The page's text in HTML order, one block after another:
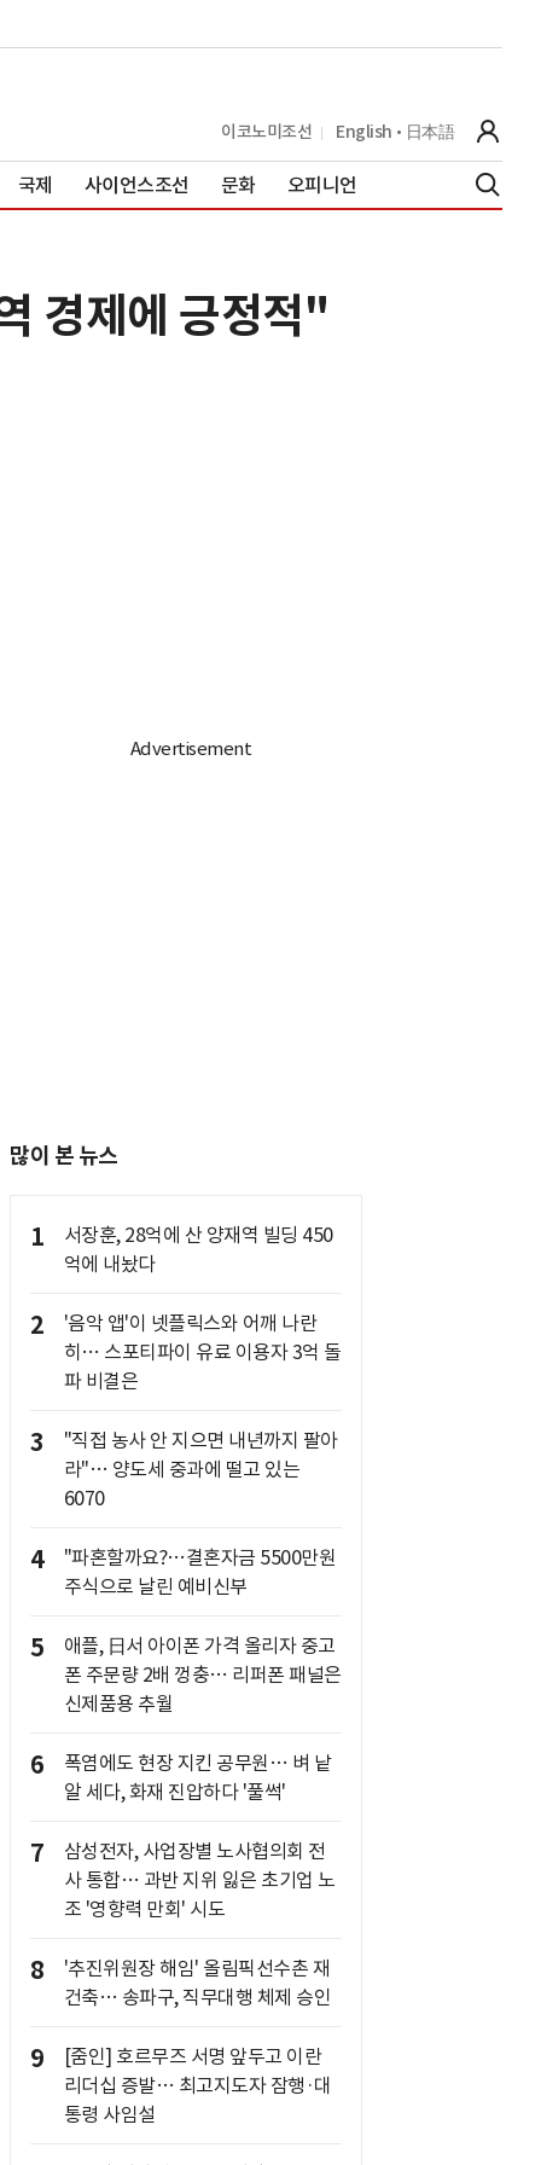
이코노미조선 English 日本語
국제 사이언스조선 문화 오피니언
경제에 긍정적"
많이 본 뉴스
1
서장훈, 28억에 산 양재역 빌딩 450
억에 내놨다
2
'음악 앱'이 넷플릭스와 어깨 나란
히… 스포티파이 유료 이용자 3억 돌
파 비결은
3
"직접 농사 안 지으면 내년까지 팔아
라"… 양도세 중과에 떨고 있는
6070
4
"파혼할까요?…결혼자금 5500만원
주식으로 날린 예비신부
5
애플, 日서 아이폰 가격 올리자 중고
폰 주문량 2배 껑충… 리퍼폰 패널은
신제품용 추월
6
폭염에도 현장 지킨 공무원… 벼 낱
알 세다, 화재 진압하다 '풀썩'
7
삼성전자, 사업장별 노사협의회 전
사 통합… 과반 지위 잃은 초기업 노
조 '영향력 만회' 시도
8
'추진위원장 해임' 올림픽선수촌 재
건축… 송파구, 직무대행 체제 승인
9
[줌인] 호르무즈 서명 앞두고 이란
리더십 증발… 최고지도자 잠행·대
통령 사임설